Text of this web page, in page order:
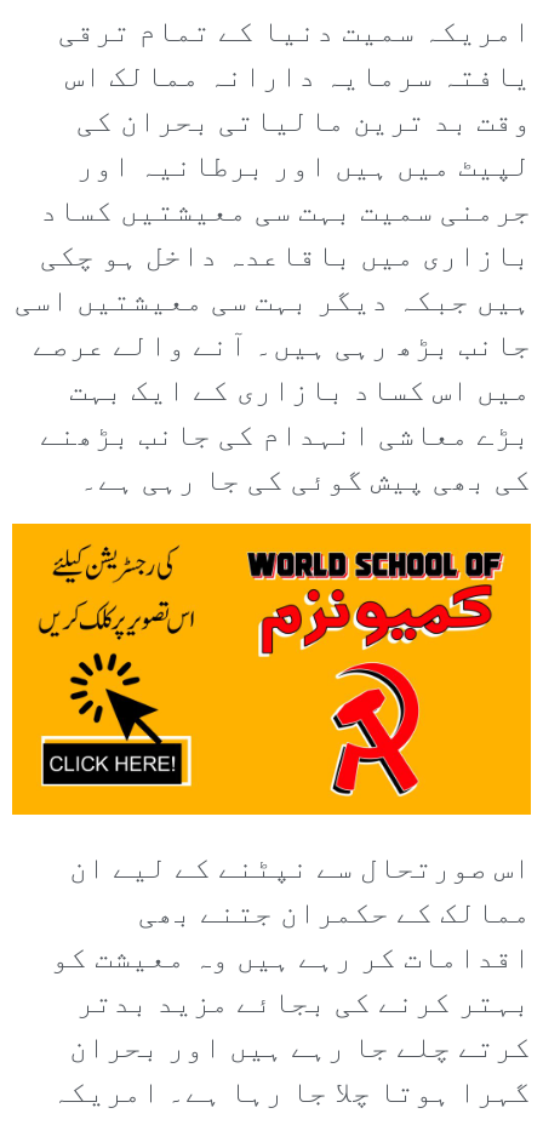
امریکہ سمیت دنیا کے تمام ترقی
یافتہ سرمایہ دارانہ ممالک اس
وقت بد ترین مالیاتی بحران کی
لپیٹ میں ہیں اور برطانیہ اور
جرمنی سمیت بہت سی معیشتیں کساد
بازاری میں باقاعدہ داخل ہو چکی
ہیں جبکہ دیگر بہت سی معیشتیں اسی
جانب بڑھ رہی ہیں۔ آنے والے عرصے
میں اس کساد بازاری کے ایک بہت
بڑے معاشی انہدام کی جانب بڑھنے
کی بھی پیش گوئی کی جا رہی ہے۔
اس صورتحال سے نپٹنے کے لیے ان
ممالک کے حکمران جتنے بھی
اقدامات کر رہے ہیں وہ معیشت کو
بہتر کرنے کی بجائے مزید بدتر
کرتے چلے جا رہے ہیں اور بحران
گہرا ہوتا چلا جا رہا ہے۔ امریکہ